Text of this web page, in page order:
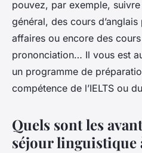
pouvez, par exemple, suivre
général, des cours
affaires ou encore des
prononciation… Il vous est
un programme de
compétence de l’IELTS ou
Quels sont les
séjour linguistique